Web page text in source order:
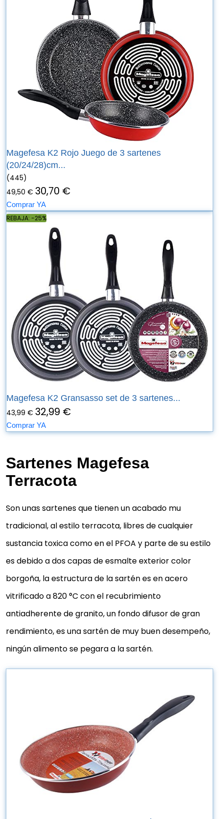
Magefesa K2 Rojo Juego de 3 sartenes
(20/24/28)cm...
(445)
49,50 € 30,70 €
Comprar YA
REBAJA: -25%
Magefesa K2 Gransasso set de 3 sartenes...
43,99 € 32,99 €
Comprar YA
Sartenes Magefesa
Terracota
Son unas sartenes que tienen un acabado mu
tradicional, al estilo terracota, libres de cualquier
sustancia toxica como en el PFOA y parte de su estilo
es debido a dos capas de esmalte exterior color
borgoña, la estructura de la sartén es en acero
vitrificado a 820 °C con el recubrimiento
antiadherente de granito, un fondo difusor de gran
rendimiento, es una sartén de muy buen desempeño,
ningún alimento se pegara a la sartén.